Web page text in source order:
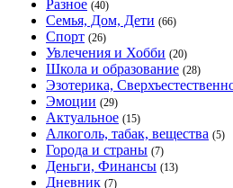
Разное (40)
Семья, Дом, Дети (66)
Спорт (26)
Увлечения и Хобби (20)
Школа и образование (28)
Эзотерика,
Эмоции (29)
Актуальное (15)
Алкоголь, табак, вещества (5)
Города и страны (7)
Деньги, Финансы (13)
Дневник (7)